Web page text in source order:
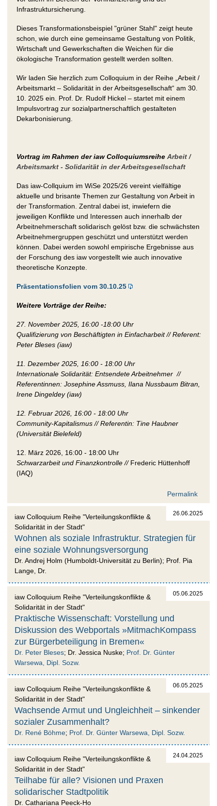
Infrastruktursicherung.
Dieses Transformationsbeispiel "grüner Stahl" zeigt heute
schon, wie durch eine gemeinsame Gestaltung von Politik,
Wirtschaft und Gewerkschaften die Weichen für die
ökologische Transformation gestellt werden sollten.
Wir laden Sie herzlich zum Colloquium in der Reihe „Arbeit /
Arbeitsmarkt – Solidarität in der Arbeitsgesellschaft“ am 30.
10. 2025 ein. Prof. Dr. Rudolf Hickel – startet mit einem
Impulsvortrag zur sozialpartnerschaftlich gestalteten
Dekarbonisierung.
Vortrag im Rahmen der iaw Colloquiumsreihe Arbeit /
Arbeitsmarkt - Solidarität in der Arbeitsgesellschaft
Das iaw-Collquium im WiSe 2025/26 vereint vielfältige
aktuelle und brisante Themen zur Gestaltung von Arbeit in
der Transformation. Zentral dabei ist, inwiefern die
jeweiligen Konflikte und Interessen auch innerhalb der
Arbeitnehmerschaft solidarisch gelöst bzw. die schwächsten
Arbeitnehmergruppen geschützt und unterstützt werden
können. Dabei werden sowohl empirische Ergebnisse aus
der Forschung des iaw vorgestellt wie auch innovative
theoretische Konzepte.
Präsentationsfolien vom 30.10.25
Weitere Vorträge der Reihe:
27. November 2025, 16:00 -18:00 Uhr
Qualifizierung von Beschäftigten in Einfacharbeit // Referent:
Peter Bleses (iaw)
11. Dezember 2025, 16:00 - 18:00 Uhr
Internationale Solidarität: Entsendete Arbeitnehmer //
Referentinnen: Josephine Assmuss, Ilana Nussbaum Bitran,
Irene Dingeldey (iaw)
12. Februar 2026, 16:00 - 18:00 Uhr
Community-Kapitalismus // Referentin: Tine Haubner
(Universität Bielefeld)
12. März 2026, 16:00 - 18:00 Uhr
Schwarzarbeit und Finanzkontrolle // Frederic Hüttenhoff
(IAQ)
Permalink
26.06.2025
iaw Colloquium Reihe "Verteilungskonflikte &
Solidarität in der Stadt"
Wohnen als soziale Infrastruktur. Strategien für
eine soziale Wohnungsversorgung
Dr. Andrej Holm (Humboldt-Universität zu Berlin); Prof. Pia
Lange, Dr.
05.06.2025
iaw Colloquium Reihe "Verteilungskonflikte &
Solidarität in der Stadt"
Praktische Wissenschaft: Vorstellung und
Diskussion des Webportals »MitmachKompass
zur Bürgerbeteiligung in Bremen«
Dr. Peter Bleses; Dr. Jessica Nuske; Prof. Dr. Günter
Warsewa, Dipl. Sozw.
06.05.2025
iaw Colloquium Reihe "Verteilungskonflikte &
Solidarität in der Stadt"
Wachsende Armut und Ungleichheit – sinkender
sozialer Zusammenhalt?
Dr. René Böhme; Prof. Dr. Günter Warsewa, Dipl. Sozw.
24.04.2025
iaw Colloquium Reihe "Verteilungskonflikte &
Solidarität in der Stadt"
Teilhabe für alle? Visionen und Praxen
solidarischer Stadtpolitik
Dr. Cathariana Peeck-Ho